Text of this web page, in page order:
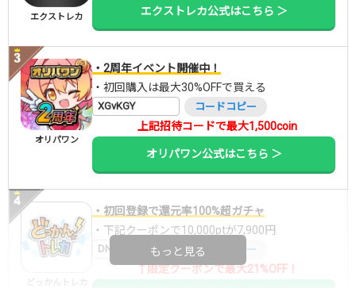
エクストレカ エクストレカ公式はこちら ＞
オリパワン
・2周年イベント開催中！
・初回購入は最大30%OFFで買える
XGvKGY コードコピー
上記招待コードで最大1,500coin
オリパワン公式はこちら ＞
・初回登録で還元率100%超ガチャ
・下記クーポンで10,000ptが7,900円
DNGBIF4X コードコピー
↑限定クーポンで最大21%OFF！
もっと見る